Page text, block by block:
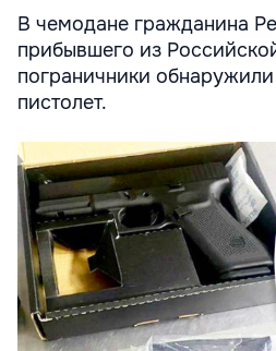
В чемодане гражданина
прибывшего из
пограничники
пистолет.